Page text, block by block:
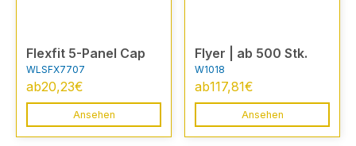
Flexfit 5-Panel Cap
WLSFX7707
ab20,23€
Ansehen
Flyer | ab 500 Stk.
W1018
ab117,81€
Ansehen